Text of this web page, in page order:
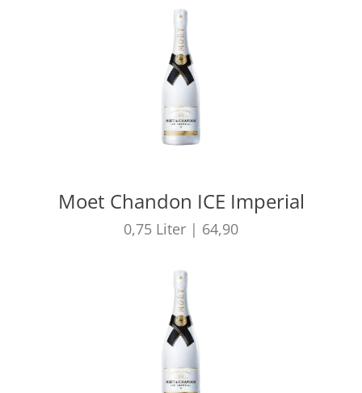
Moet Chandon ICE Imperial
0,75 Liter | 64,90